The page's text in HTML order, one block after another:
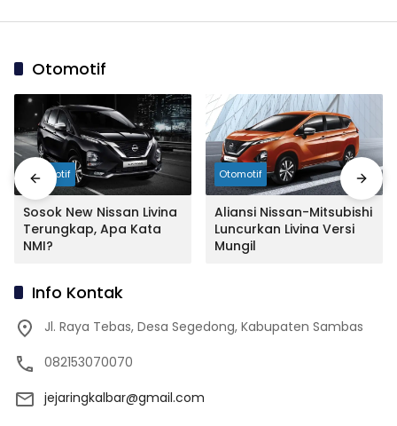
Otomotif
Otomotif
Sosok New Nissan Livina
Terungkap, Apa Kata
NMI?
Otomotif
Aliansi Nissan-Mitsubishi
Luncurkan Livina Versi
Mungil
Info Kontak
Jl. Raya Tebas, Desa Segedong, Kabupaten Sambas
082153070070
jejaringkalbar@gmail.com